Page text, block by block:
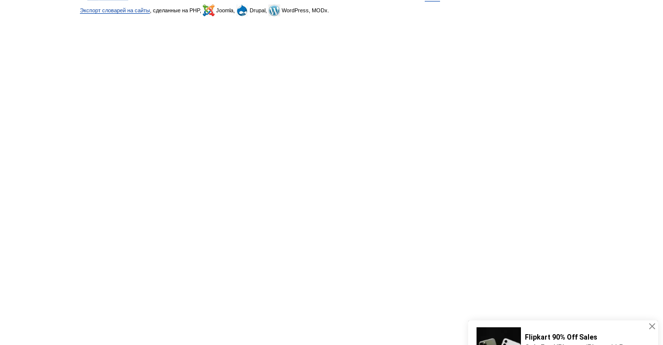
Экспорт словарей на сайты , сделанные на PHP, Joomla, Drupal, WordPress, MODx.